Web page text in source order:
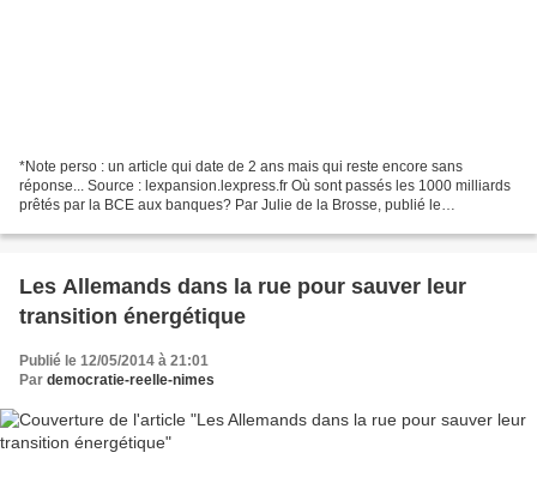
*Note perso : un article qui date de 2 ans mais qui reste encore sans
réponse... Source : lexpansion.lexpress.fr Où sont passés les 1000 milliards
prêtés par la BCE aux banques? Par Julie de la Brosse, publié le
Les Allemands dans la rue pour sauver leur
transition énergétique
Publié le 12/05/2014 à 21:01
Par democratie-reelle-nimes